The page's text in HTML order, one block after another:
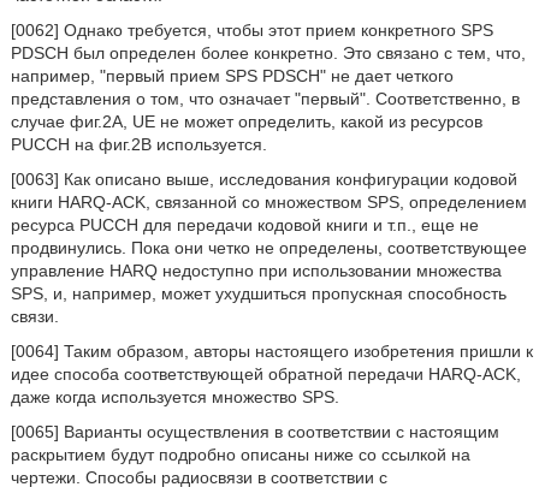
[0062] Однако требуется, чтобы этот прием конкретного SPS
PDSCH был определен более конкретно. Это связано с тем, что,
например, "первый прием SPS PDSCH" не дает четкого
представления о том, что означает "первый". Соответственно, в
случае фиг.2А, UE не может определить, какой из ресурсов
PUCCH на фиг.2В используется.
[0063] Как описано выше, исследования конфигурации кодовой
книги HARQ-ACK, связанной со множеством SPS, определением
ресурса PUCCH для передачи кодовой книги и т.п., еще не
продвинулись. Пока они четко не определены, соответствующее
управление HARQ недоступно при использовании множества
SPS, и, например, может ухудшиться пропускная способность
связи.
[0064] Таким образом, авторы настоящего изобретения пришли к
идее способа соответствующей обратной передачи HARQ-ACK,
даже когда используется множество SPS.
[0065] Варианты осуществления в соответствии с настоящим
раскрытием будут подробно описаны ниже со ссылкой на
чертежи. Способы радиосвязи в соответствии с